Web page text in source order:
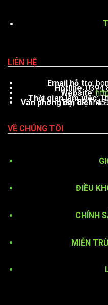
LIÊN HỆ
Email hỗ trợ:
Hotline: 0394
Website:
Thời gian làm việc
Văn phòng đại diện
: 451 Phạm Văn Đồng,
VỀ CHÚNG TÔI
ĐIỀU
CHÍNH
MIỄN